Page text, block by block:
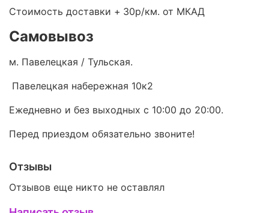
Стоимость доставки + 30р/км. от МКАД
Самовывоз
м. Павелецкая / Тульская.
Павелецкая набережная 10к2
Ежедневно и без выходных с 10:00 до 20:00.
Перед приездом обязательно звоните!
Отзывы
Отзывов еще никто не оставлял